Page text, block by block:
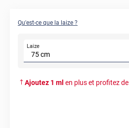
Qu'est-ce que la laize ?
Laize
Ajoutez 1 ml en plus et profitez de